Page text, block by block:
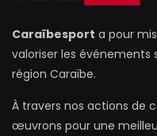
Caraïbesport a pour
valoriser les événements
région Caraïbe.
À travers nos actions de
œuvrons pour une